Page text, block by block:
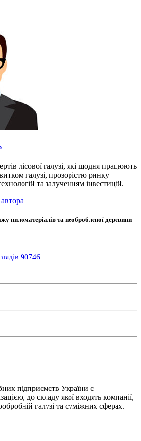
лісової галузі, які щодня працюють
галузі, прозорістю ринку
та залученням інвестицій.
пиломатеріалів та необробленої деревини
90746
підприємств України є
до складу якої входять компанії,
галузі та суміжних сферах.